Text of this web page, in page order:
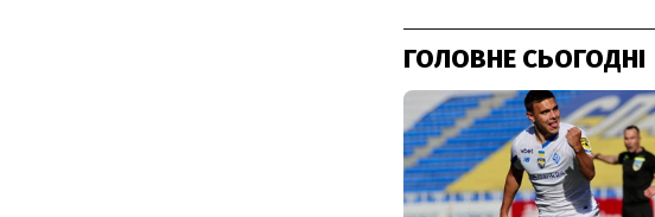
ГОЛОВНЕ СЬОГОДНІ